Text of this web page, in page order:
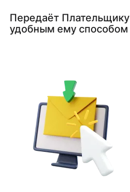
Передаёт Плательщику
удобным ему способом